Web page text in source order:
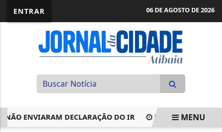
ENTRAR 06 DE AGOSTO DE 2026
ENVIARAM DECLARAÇÃO DO IR MAIOR RISCO DA
MENU